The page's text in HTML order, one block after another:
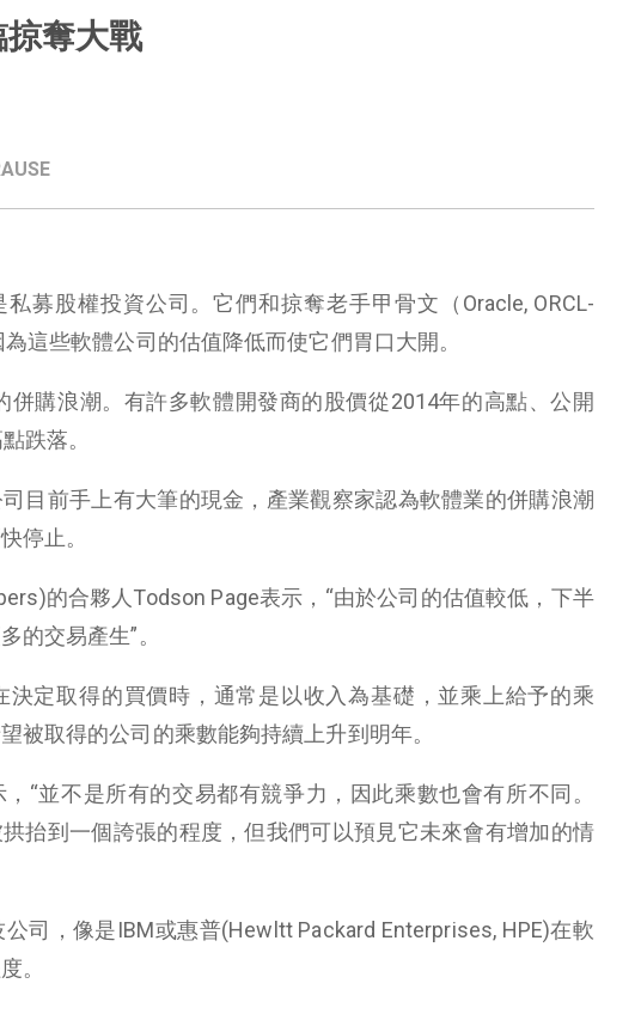
掠奪大戰
募股權投資公司。它們和掠奪老手甲骨文（Oracle, ORCL-
這些軟體公司的估值降低而使它們胃口大開。
併購浪潮。有許多軟體開發商的股價從2014年的高點、公開
跌落。
目前手上有大筆的現金，產業觀察家認為軟體業的併購浪潮
停止。
的合夥人Todson Page表示，“由於公司的估值較低，下半
的交易產生”。
定取得的買價時，通常是以收入為基礎，並乘上給予的乘
被取得的公司的乘數能夠持續上升到明年。
“並不是所有的交易都有競爭力，因此乘數也會有所不同。
抬到一個誇張的程度，但我們可以預見它未來會有增加的情
司，像是IBM或惠普(Hewltt Packard Enterprises, HPE)在軟
。